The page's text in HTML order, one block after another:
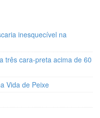
inesquecível na
três cara-preta acima de 60
Vida de Peixe